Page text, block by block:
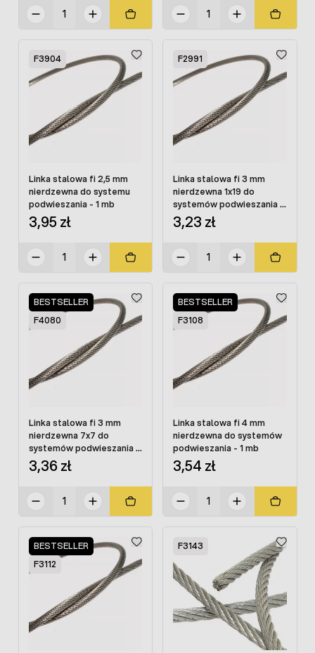
F3904
Linka stalowa fi 2,5 mm
nierdzewna do systemu
podwieszania - 1 mb
3,95 zł
F2991
Linka stalowa fi 3 mm
nierdzewna 1x19 do
systemów podwieszania -
1 mb
3,23 zł
BESTSELLER
F4080
Linka stalowa fi 3 mm
nierdzewna 7x7 do
systemów podwieszania -
1 mb
3,36 zł
BESTSELLER
F3108
Linka stalowa fi 4 mm
nierdzewna do systemów
podwieszania - 1 mb
3,54 zł
BESTSELLER
F3112
F3143